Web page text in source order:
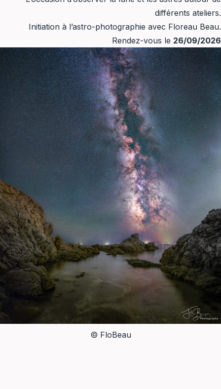
différents ateliers.
Initiation à l’astro-photographie avec Floreau Beau.
Rendez-vous le 26/09/2026
© FloBeau